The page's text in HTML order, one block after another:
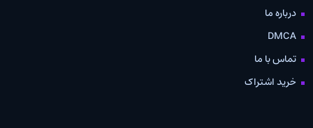
درباره ما
DMCA
تماس با ما
خرید اشتراک